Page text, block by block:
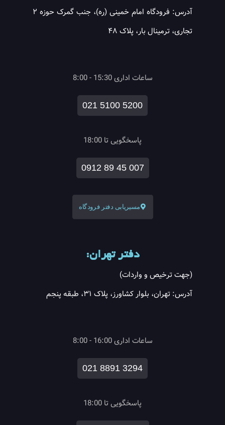
آدرس: فرودگاه امام خمینی (ره)، جنب گمرک حوزه ۲
تجاری، ترمینال بار، پلاک ۴۸
ساعات اداری 15:30 - 8:00
021 5100 5200
پاسخگویی تا 18:00
0912 89 45 007
مسیریابی دفتر فرودگاه
دفتر تهران:
(جهت ترخیص و واردات)
آدرس: تهران، بلوار کشاورز، پلاک ۳۱، طبقه پنجم
ساعات اداری 16:00 - 8:00
021 8891 3294
پاسخگویی تا 18:00